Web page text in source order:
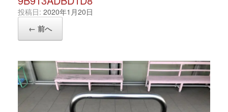
投稿日: 2020年1月20日
← 前へ